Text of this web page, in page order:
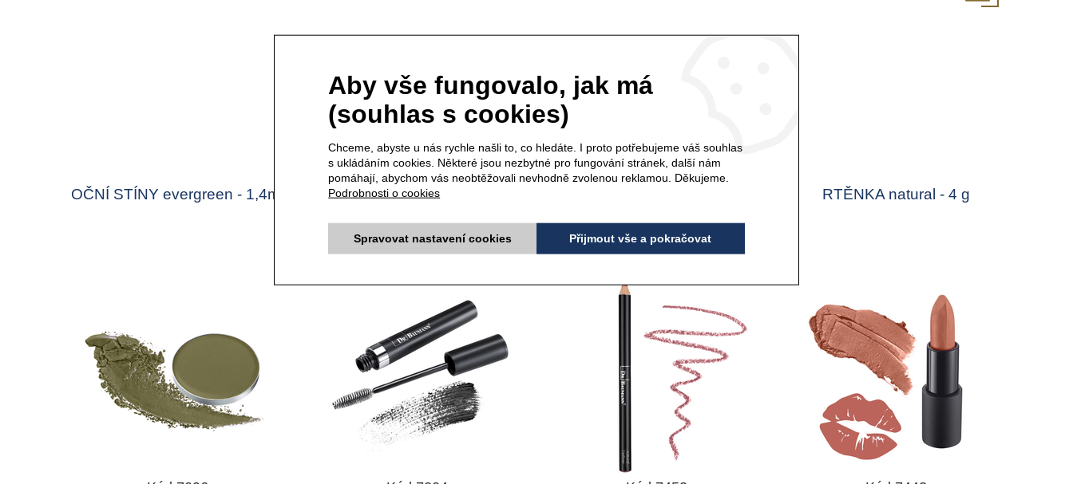
doporučujeme
OČNÍ STÍNY evergreen - 1,4ml ŘASENKA black - 8 ml RTĚNKA natural - 4 g
Aby vše fungovalo, jak má
(souhlas s cookies)
Chceme, abyste u nás rychle našli to, co hledáte. I proto potřebujeme váš souhlas
s ukládáním cookies. Některé jsou nezbytné pro fungování stránek, další nám
pomáhají, abychom vás neobtěžovali nevhodně zvolenou reklamou. Děkujeme.
Podrobnosti o cookies
Spravovat nastavení cookies Přijmout vše a pokračovat